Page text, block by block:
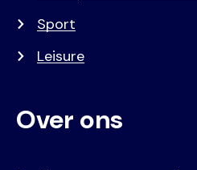
Sport
Leisure
Over ons